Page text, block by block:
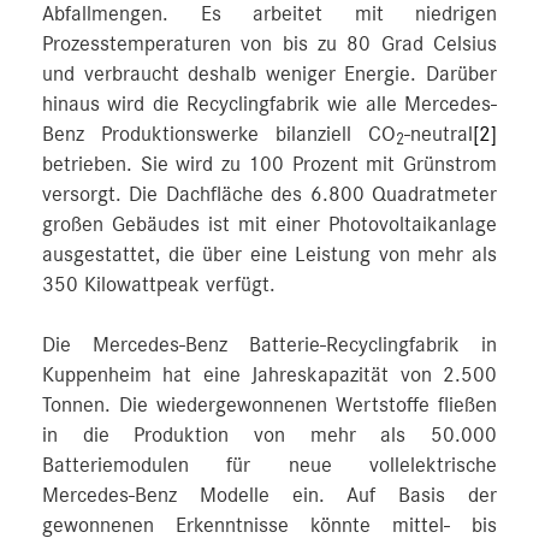
Abfallmengen. Es arbeitet mit niedrigen
Prozesstemperaturen von bis zu 80 Grad Celsius
und verbraucht deshalb weniger Energie. Darüber
hinaus wird die Recyclingfabrik wie alle Mercedes-
Benz Produktionswerke bilanziell CO2-neutral [2]
betrieben. Sie wird zu 100 Prozent mit Grünstrom
versorgt. Die Dachfläche des 6.800 Quadratmeter
großen Gebäudes ist mit einer Photovoltaikanlage
ausgestattet, die über eine Leistung von mehr als
350 Kilowattpeak verfügt.
Die Mercedes-Benz Batterie-Recyclingfabrik in
Kuppenheim hat eine Jahreskapazität von 2.500
Tonnen. Die wiedergewonnenen Wertstoffe fließen
in die Produktion von mehr als 50.000
Batteriemodulen für neue vollelektrische
Mercedes-Benz Modelle ein. Auf Basis der
gewonnenen Erkenntnisse könnte mittel- bis